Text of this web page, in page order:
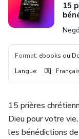
15
Format: ebooks ou
Langue:
15 prières
Dieu pour votre
les bénédictions